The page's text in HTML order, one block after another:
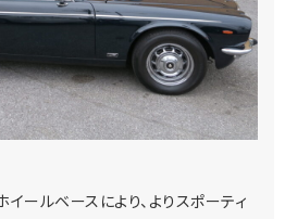
ールベースにより、よりスポーティ